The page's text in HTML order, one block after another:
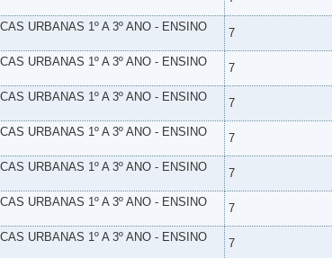
URBANAS 1º A 3º ANO - ENSINO
7
URBANAS 1º A 3º ANO - ENSINO
7
URBANAS 1º A 3º ANO - ENSINO
7
URBANAS 1º A 3º ANO - ENSINO
7
URBANAS 1º A 3º ANO - ENSINO
7
URBANAS 1º A 3º ANO - ENSINO
7
URBANAS 1º A 3º ANO - ENSINO
7